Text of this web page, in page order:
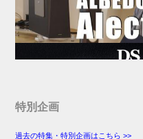
特別企画
過去の特集・特別企画はこちら >>